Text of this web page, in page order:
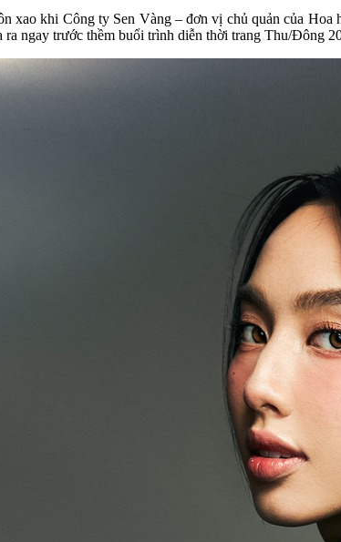
xao khi Công ty Sen Vàng – đơn vị chủ quản của
ngay trước thềm buổi trình diễn thời trang Thu/Đông